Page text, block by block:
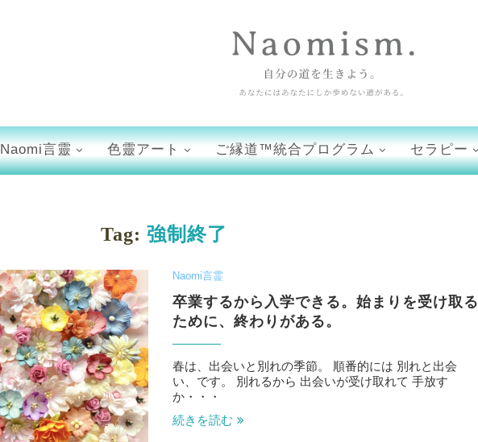
Naomi言靈 色靈アート ご縁道™統合プログラム セラピー
Tag:強制終了
Naomi言霊
卒業するから入学できる。始まりを受け取る
ために、終わりがある。
春は、出会いと別れの季節。 順番的には 別れと出会
い、です。 別れるから 出会いが受け取れて 手放す
か・・・
続きを読む